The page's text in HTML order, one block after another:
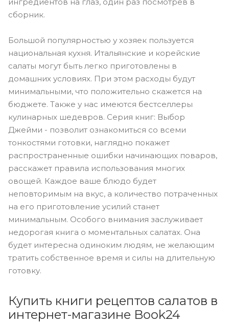
сборник.
Большой популярностью у хозяек пользуется
национальная кухня. Итальянские и корейские
салаты могут быть легко приготовлены в
домашних условиях. При этом расходы будут
минимальными, что положительно скажется на
бюджете. Также у нас имеются бестселлеры
кулинарных шедевров. Серия книг: Выбор
Джейми - позволит ознакомиться со всеми
тонкостями готовки, наглядно покажет
распространенные ошибки начинающих поваров,
расскажет правила использования многих
овощей. Каждое ваше блюдо будет
неповторимым на вкус, а количество потраченных
на его приготовление усилий станет
минимальным. Особого внимания заслуживает
недорогая книга о моментальных салатах. Она
будет интересна одиноким людям, не желающим
тратить собственное время и силы на длительную
готовку.
Купить книги рецептов салатов в
интернет-магазине Book24